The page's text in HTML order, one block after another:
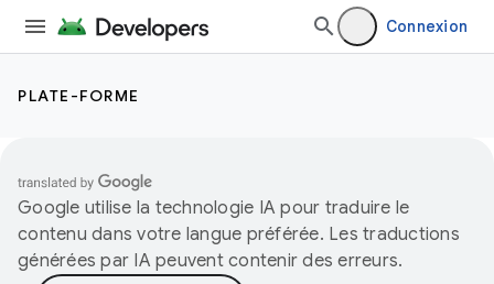
Connexion
PLATE-FORME
Google utilise la technologie IA pour traduire le
contenu dans votre langue préférée. Les traductions
générées par IA peuvent contenir des erreurs.